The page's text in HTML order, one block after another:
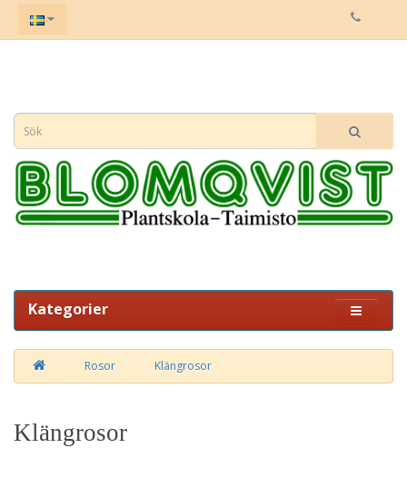
Kategorier
Rosor Klängrosor
Klängrosor